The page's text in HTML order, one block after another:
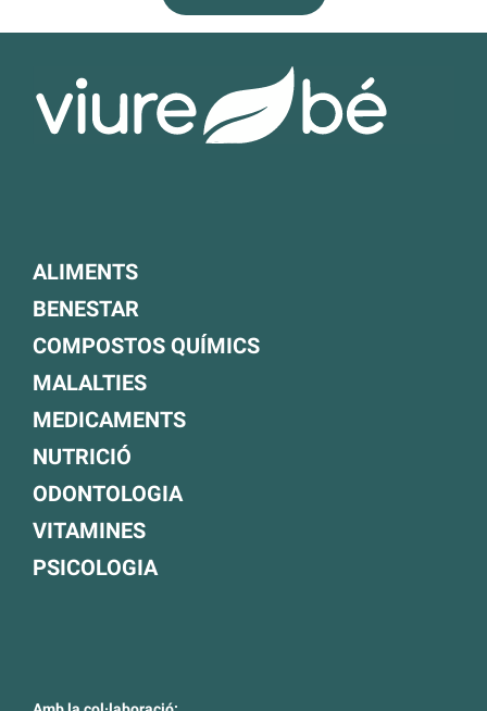
ALIMENTS
BENESTAR
COMPOSTOS QUÍMICS
MALALTIES
MEDICAMENTS
NUTRICIÓ
ODONTOLOGIA
VITAMINES
PSICOLOGIA